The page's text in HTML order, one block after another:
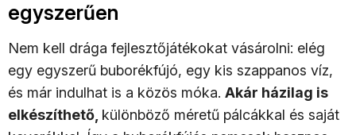
egyszerűen
Nem kell drága fejlesztőjátékokat vásárolni: elég
egy egyszerű buborékfújó, egy kis szappanos víz,
és már indulhat is a közös móka. Akár házilag is
elkészíthető, különböző méretű pálcákkal és saját